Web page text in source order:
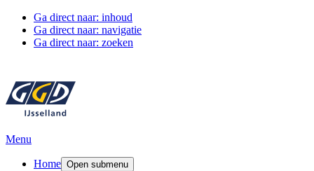
Ga direct naar: inhoud
Ga direct naar: navigatie
Ga direct naar: zoeken
Menu
Home Open submenu